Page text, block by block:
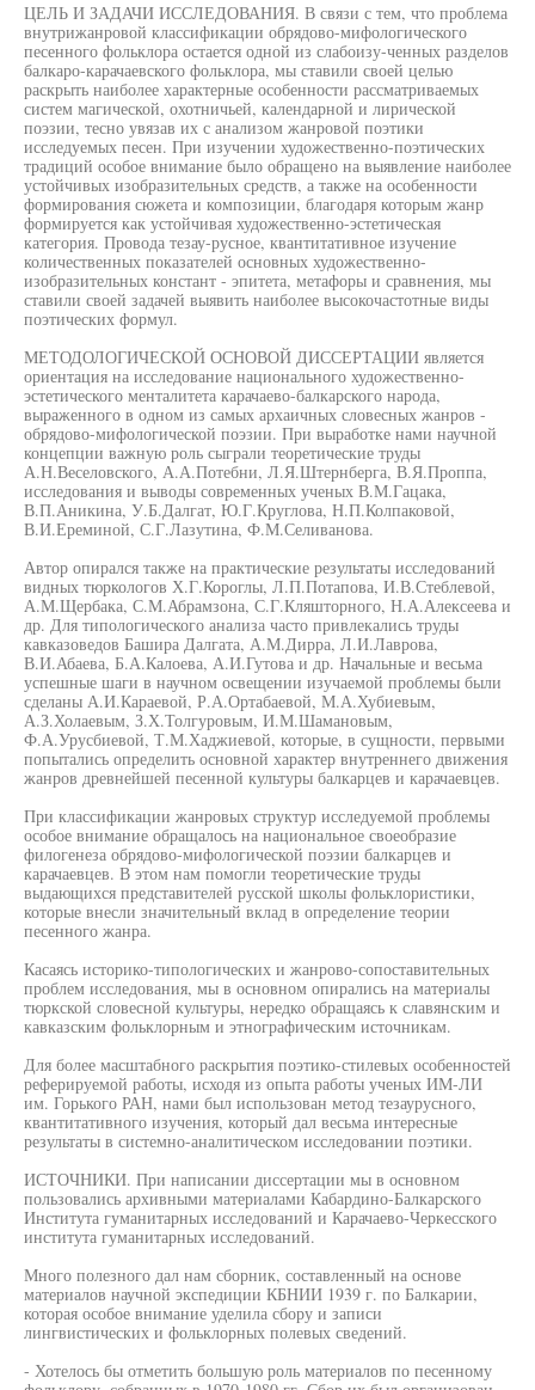
ЦЕЛЬ И ЗАДАЧИ ИССЛЕДОВАНИЯ. В связи с тем, что проблема
внутрижанровой классификации обрядово-мифологического
песенного фольклора остается одной из слабоизу-ченных разделов
балкаро-карачаевского фольклора, мы ставили своей целью
раскрыть наиболее характерные особенности рассматриваемых
систем магической, охотничьей, календарной и лирической
поэзии, тесно увязав их с анализом жанровой поэтики
исследуемых песен. При изучении художественно-поэтических
традиций особое внимание было обращено на выявление наиболее
устойчивых изобразительных средств, а также на особенности
формирования сюжета и композиции, благодаря которым жанр
формируется как устойчивая художественно-эстетическая
категория. Провода тезау-русное, квантитативное изучение
количественных показателей основных художественно-
изобразительных констант - эпитета, метафоры и сравнения, мы
ставили своей задачей выявить наиболее высокочастотные виды
поэтических формул.
МЕТОДОЛОГИЧЕСКОЙ ОСНОВОЙ ДИССЕРТАЦИИ является
ориентация на исследование национального художественно-
эстетического менталитета карачаево-балкарского народа,
выраженного в одном из самых архаичных словесных жанров -
обрядово-мифологической поэзии. При выработке нами научной
концепции важную роль сыграли теоретические труды
А.Н.Веселовского, А.А.Потебни, Л.Я.Штернберга, В.Я.Проппа,
исследования и выводы современных ученых В.М.Гацака,
В.П.Аникина, У.Б.Далгат, Ю.Г.Круглова, Н.П.Колпаковой,
В.И.Ереминой, С.Г.Лазутина, Ф.М.Селиванова.
Автор опирался также на практические результаты исследований
видных тюркологов Х.Г.Короглы, Л.П.Потапова, И.В.Стеблевой,
А.М.Щербака, С.М.Абрамзона, С.Г.Кляшторного, Н.А.Алексеева и
др. Для типологического анализа часто привлекались труды
кавказоведов Башира Далгата, А.М.Дирра, Л.И.Лаврова,
В.И.Абаева, Б.А.Калоева, А.И.Гутова и др. Начальные и весьма
успешные шаги в научном освещении изучаемой проблемы были
сделаны А.И.Караевой, Р.А.Ортабаевой, М.А.Хубиевым,
А.З.Холаевым, З.Х.Толгуровым, И.М.Шамановым,
Ф.А.Урусбиевой, Т.М.Хаджиевой, которые, в сущности, первыми
попытались определить основной характер внутреннего движения
жанров древнейшей песенной культуры балкарцев и карачаевцев.
При классификации жанровых структур исследуемой проблемы
особое внимание обращалось на национальное своеобразие
филогенеза обрядово-мифологической поэзии балкарцев и
карачаевцев. В этом нам помогли теоретические труды
выдающихся представителей русской школы фольклористики,
которые внесли значительный вклад в определение теории
песенного жанра.
Касаясь историко-типологических и жанрово-сопоставительных
проблем исследования, мы в основном опирались на материалы
тюркской словесной культуры, нередко обращаясь к славянским и
кавказским фольклорным и этнографическим источникам.
Для более масштабного раскрытия поэтико-стилевых особенностей
реферируемой работы, исходя из опыта работы ученых ИМ-ЛИ
им. Горького РАН, нами был использован метод тезаурусного,
квантитативного изучения, который дал весьма интересные
результаты в системно-аналитическом исследовании поэтики.
ИСТОЧНИКИ. При написании диссертации мы в основном
пользовались архивными материалами Кабардино-Балкарского
Института гуманитарных исследований и Карачаево-Черкесского
института гуманитарных исследований.
Много полезного дал нам сборник, составленный на основе
материалов научной экспедиции КБНИИ 1939 г. по Балкарии,
которая особое внимание уделила сбору и записи
лингвистических и фольклорных полевых сведений.
- Хотелось бы отметить большую роль материалов по песенному